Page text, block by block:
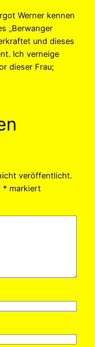
Werner kennen
„Berwanger
und dieses
Ich verneige
dieser Frau;
veröffentlicht.
* markiert